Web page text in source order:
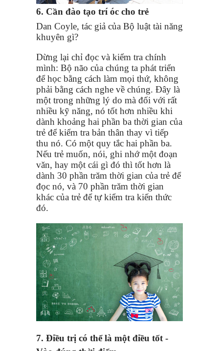
6. Cần đào tạo trí óc cho trẻ
Dan Coyle, tác giả của Bộ luật tài năng
khuyên gì?
Dừng lại chỉ đọc và kiểm tra chính
mình: Bộ não của chúng ta phát triển
để học bằng cách làm mọi thứ, không
phải bằng cách nghe về chúng. Đây là
một trong những lý do mà đối với rất
nhiều kỹ năng, nó tốt hơn nhiều khi
dành khoảng hai phần ba thời gian của
trẻ để kiểm tra bản thân thay vì tiếp
thu nó. Có một quy tắc hai phần ba.
Nếu trẻ muốn, nói, ghi nhớ một đoạn
văn, hay một cái gì đó thì tốt hơn là
dành 30 phần trăm thời gian của trẻ để
đọc nó, và 70 phần trăm thời gian
khác của trẻ để tự kiểm tra kiến ​​thức
đó.
7. Điều trị có thể là một điều tốt -